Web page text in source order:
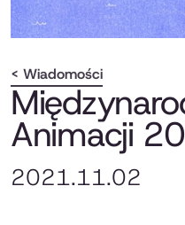
< Wiadomości
Animacji
2021.11.02